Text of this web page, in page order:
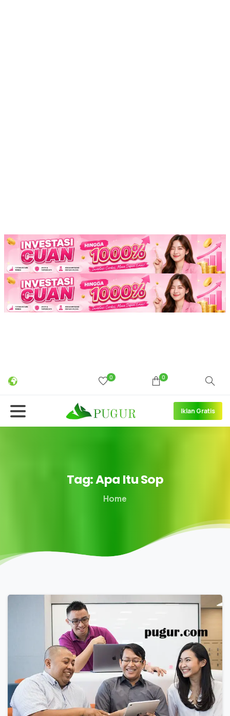
0 0
Iklan Gratis
Tag:Apa ItuSop
Home